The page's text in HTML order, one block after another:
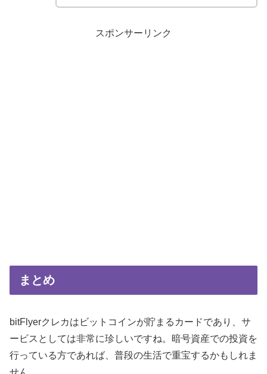
スポンサーリンク
まとめ
bitFlyerクレカはビットコインが貯まるカードであり、サ
ービスとしては非常に珍しいですね。暗号資産での投資を
行っている方であれば、普段の生活で重宝するかもしれま